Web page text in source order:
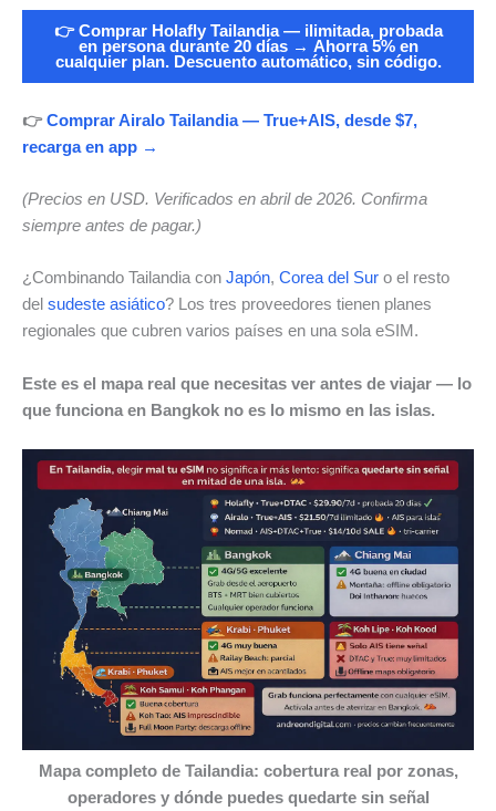
👉 Comprar Holafly Tailandia — ilimitada, probada
en persona durante 20 días → Ahorra 5% en
cualquier plan. Descuento automático, sin código.
👉Comprar Airalo Tailandia — True+AIS, desde $7,
recarga en app →
(Precios en USD. Verificados en abril de 2026. Confirma
siempre antes de pagar.)
¿Combinando Tailandia con Japón, Corea del Sur o el resto
del sudeste asiático? Los tres proveedores tienen planes
regionales que cubren varios países en una sola eSIM.
Este es el mapa real que necesitas ver antes de viajar — lo
que funciona en Bangkok no es lo mismo en las islas.
Mapa completo de Tailandia: cobertura real por zonas,
operadores y dónde puedes quedarte sin señal